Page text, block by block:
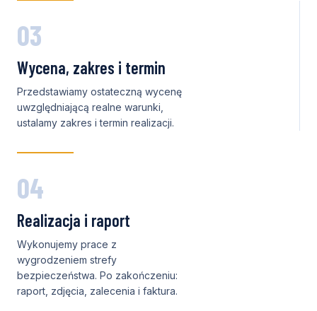
03
Wycena, zakres i termin
Przedstawiamy ostateczną wycenę
uwzględniającą realne warunki,
ustalamy zakres i termin realizacji.
04
Realizacja i raport
Wykonujemy prace z
wygrodzeniem strefy
bezpieczeństwa. Po zakończeniu:
raport, zdjęcia, zalecenia i faktura.